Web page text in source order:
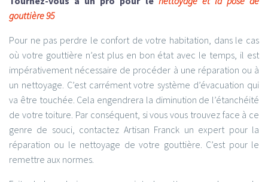
gouttière 95
Pour ne pas perdre le confort de votre habitation, dans le cas
où votre gouttière n’est plus en bon état avec le temps, il est
impérativement nécessaire de procéder à une réparation ou à
un nettoyage. C’est carrément votre système d’évacuation qui
va être touchée. Cela engendrera la diminution de l’étanchéité
de votre toiture. Par conséquent, si vous vous trouvez face à ce
genre de souci, contactez Artisan Franck un expert pour la
réparation ou le nettoyage de votre gouttière. C’est pour le
remettre aux normes.